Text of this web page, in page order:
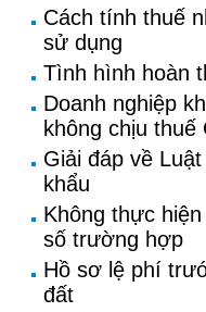
Cách tính thuế
sử dụng
Tình hình hoàn
Doanh nghiệp
không chịu thuế
Giải đáp về
khẩu
Không thực
số trường hợp
Hồ sơ lệ phí
đất